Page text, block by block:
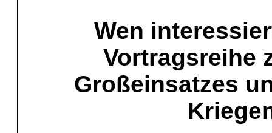
Wen
Vortragsreihe
Großeinsatzes